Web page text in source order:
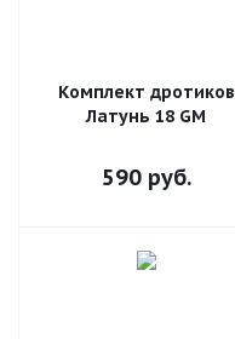
Комплект дротиков
Латунь 18 GM
590руб.